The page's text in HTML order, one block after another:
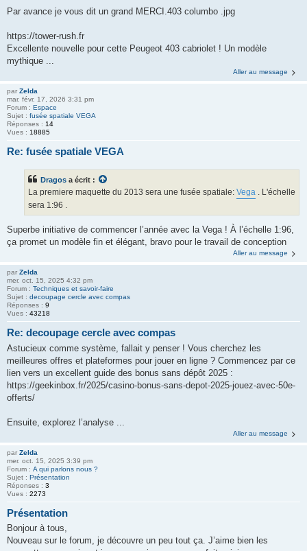
Par avance je vous dit un grand MERCI.403 columbo .jpg
https://tower-rush.fr
Excellente nouvelle pour cette Peugeot 403 cabriolet ! Un modèle
mythique ...
Aller au message
par Zelda
mar. févr. 17, 2026 3:31 pm
Forum : Espace
Sujet : fusée spatiale VEGA
Réponses : 14
Vues : 18885
Re: fusée spatiale VEGA
Dragos a écrit :
La premiere maquette du 2013 sera une fusée spatiale: Vega . L'échelle
sera 1:96 .
Superbe initiative de commencer l’année avec la Vega ! À l’échelle 1:96,
ça promet un modèle fin et élégant, bravo pour le travail de conception
Aller au message
par Zelda
mer. oct. 15, 2025 4:32 pm
Forum : Techniques et savoir-faire
Sujet : decoupage cercle avec compas
Réponses : 9
Vues : 43218
Re: decoupage cercle avec compas
Astucieux comme système, fallait y penser ! Vous cherchez les
meilleures offres et plateformes pour jouer en ligne ? Commencez par ce
lien vers un excellent guide des bonus sans dépôt 2025 :
https://geekinbox.fr/2025/casino-bonus-sans-depot-2025-jouez-avec-50e-
offerts/
Ensuite, explorez l’analyse ...
Aller au message
par Zelda
mer. oct. 15, 2025 3:39 pm
Forum : A qui parlons nous ?
Sujet : Présentation
Réponses : 3
Vues : 2273
Présentation
Bonjour à tous,
Nouveau sur le forum, je découvre un peu tout ça. J’aime bien les